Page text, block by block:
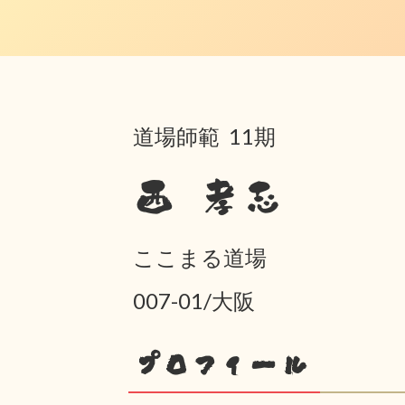
道場師範 11期
西 孝志
ここまる道場
007-01/大阪
プロフィール